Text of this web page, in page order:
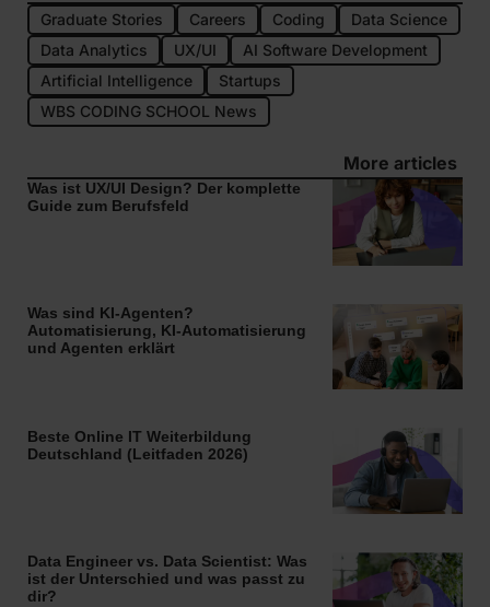
Graduate Stories Careers Coding
Data Science
Data Analytics
UX/UI
AI Software Development
Artificial Intelligence
Startups
WBS CODING SCHOOL News
More articles
Was ist UX/UI Design? Der komplette
Guide zum Berufsfeld
Was sind KI-Agenten?
Automatisierung, KI-Automatisierung
und Agenten erklärt
Beste Online IT Weiterbildung
Deutschland (Leitfaden 2026)
Data Engineer vs. Data Scientist: Was
ist der Unterschied und was passt zu
dir?